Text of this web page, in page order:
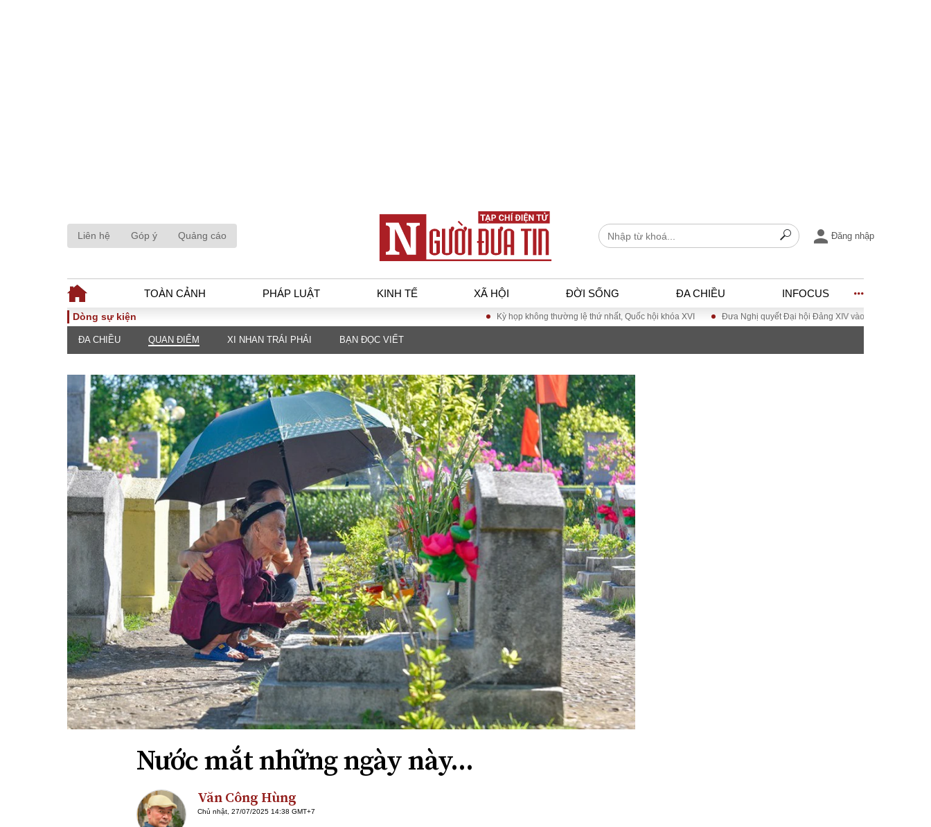
Liên hệ Góp ý Quảng cáo Đăng nhập
TOÀN CẢNH PHÁP LUẬT KINH TẾ XÃ HỘI ĐỜI SỐNG ĐA CHIỀU INFOCUS
TOÀN CẢNH
Chính sách
Sự kiện
Đối thoại
Thế giới
PHÁP LUẬT
luật
Góc nhìn luật gia
Hồ sơ điều tra
Tiếng nói công dân
An ninh - Hình sự
Tài chính - Ngân
hàng
Kinh tế vĩ mô
Hồ sơ doanh
nghiệp
Xu hướng thị
trường
Tiêu dùng và dư
luận
Công nghệ
Giáo dục
Văn hoá
Môi trường
Giao thông – Đô thị
ĐA CHIỀU
Quan điểm
Xi nhan Trái Phải
Bạn đọc viết
INFOCUS
Dòng sự kiện Kỳ họp không thường lệ thứ nhất, Quốc hội khóa XVI Đưa Nghị quyết Đại hội Đảng XIV vào cuộc sống
ĐA CHIỀU QUAN ĐIỂM XI NHAN TRÁI PHẢI BẠN ĐỌC VIẾT
Nước mắt những ngày này...
Văn Công Hùng
Chủ nhật, 27/07/2025 14:38 GMT+7